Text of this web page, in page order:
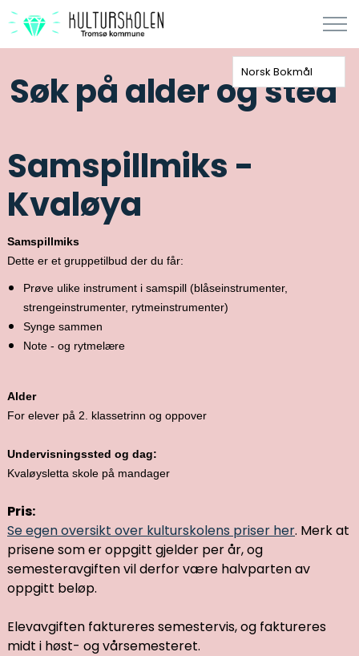
Søk på alder og sted
Samspillmiks -
Kvaløya
Samspillmiks
Dette er et gruppetilbud der du får:
Prøve ulike instrument i samspill (blåseinstrumenter,
strengeinstrumenter, rytmeinstrumenter)
Synge sammen
Note - og rytmelære
Alder
For elever på 2. klassetrinn og oppover
Undervisningssted og dag:
Kvaløysletta skole på mandager
Pris:
Se egen oversikt over kulturskolens priser her. Merk at
prisene som er oppgitt gjelder per år, og
semesteravgiften vil derfor være halvparten av
oppgitt beløp.
Elevavgiften faktureres semestervis, og faktureres
midt i høst- og vårsemesteret.
Norsk Bokmål